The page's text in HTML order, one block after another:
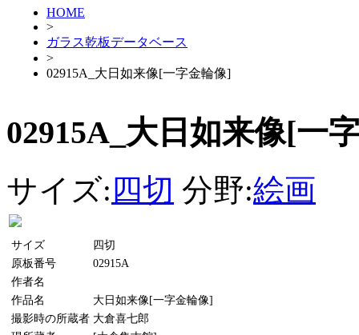
HOME
>
ガラス乾板データベース
>
02915A_大日如来像[一字金輪像]
02915A_大日如来像[一
サイズ: 四切 分野:絵画
サイズ
四切
原板番号
02915A
作者名
作品名
大日如来像[一字金輪像]
撮影時の所蔵者 大倉喜七郎